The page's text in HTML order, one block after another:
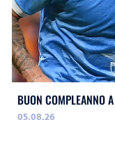
BUON COMPLEANNO
05.08.26